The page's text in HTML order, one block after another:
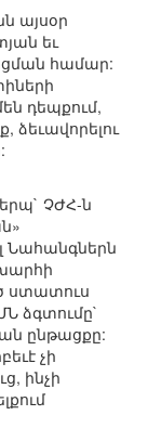
այսօր
եւ
համար:
դեպքում,
ձեւավորելու
ՉԺՀ-ն
Նահանգներն
ստատուս
ձգտումը`
ընթացքը:
չի
ինչի